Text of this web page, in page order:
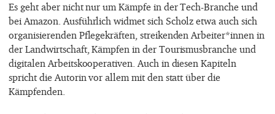
Es geht aber nicht nur um Kämpfe in der Tech-Branche und
bei Amazon. Ausführlich widmet sich Scholz etwa auch sich
organisierenden Pflegekräften, streikenden Arbeiter*innen in
der Landwirtschaft, Kämpfen in der Tourismusbranche und
digitalen Arbeitskooperativen. Auch in diesen Kapiteln
spricht die Autorin vor allem mit den statt über die
Kämpfenden.